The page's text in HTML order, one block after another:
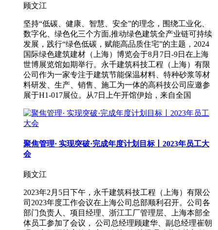
顾文江
坚持“低碳、健康、智慧、安全”的理念，围绕工业化、
数字化、绿色化三个方面,推动绿色建筑全产业链可持续
发展，践行“绿色低碳，赋能高品质住宅”的主题，2024
国际绿色建筑建材（上海）博览会于8月7日-9日在上海
世博展览馆如期举行。永千建筑科技工程（上海）有限
公司作为一家专注于建筑节能保温材料、特种砂浆等材
料研发、生产、销售、施工为一体的高科技公司应邀参
展于H1-017展位。从7日上午开馆伊始，来自全国
聚焦管理· 实现突破·完成年度计划目标丨2023年员工大
会
顾文江
2023年2月5日下午，永千建筑科技工程（上海）有限公
司2023年度工作会议在上海公司总部顺利召开。公司各
部门负责人、项目经理、浙江工厂管理层、上海本部全
体员工参加了会议， 公司总经理顾建华、副总经理崔朝